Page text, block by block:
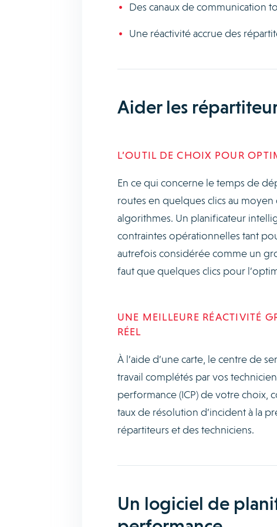
Des canaux de communication
Une réactivité accrue des
Aider les
L’OUTIL DE CHOIX POUR
En ce qui concerne le temps de
routes en quelques clics au
algorithmes. Un planificateur
contraintes opérationnelles tant
autrefois considérée comme un
faut que quelques clics pour
UNE MEILLEURE RÉACTIVITÉ
RÉEL
À l’aide d’une carte, le centre de
travail complétés par vos
performance (ICP) de votre choix,
taux de résolution d’incident à la
répartiteurs et des techniciens.
Un logiciel de